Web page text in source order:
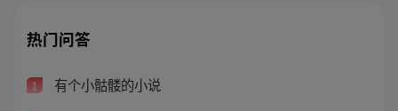
热门问答
1 有个小骷髅的小说